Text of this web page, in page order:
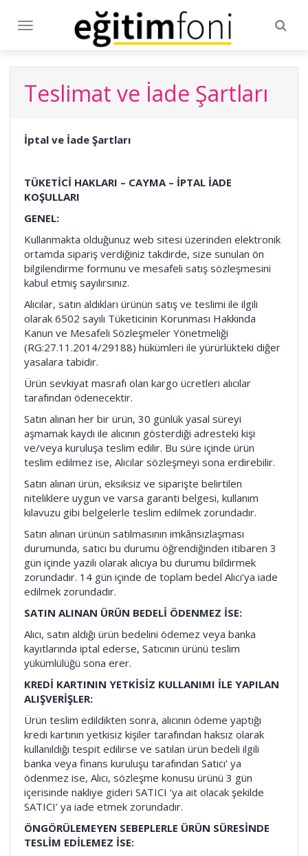
Toggle
Teslimat ve İade Şartları
İptal ve İade Şartları
TÜKETİCİ HAKLARI – CAYMA – İPTAL İADE
KOŞULLARI
GENEL:
Kullanmakta olduğunuz web sitesi üzerinden elektronik
ortamda sipariş verdiğiniz takdirde, size sunulan ön
bilgilendirme formunu ve mesafeli satış sözleşmesini
kabul etmiş sayılırsınız.
Alıcılar, satın aldıkları ürünün satış ve teslimi ile ilgili
olarak 6502 sayılı Tüketicinin Korunması Hakkında
Kanun ve Mesafeli Sözleşmeler Yönetmeliği
(RG:27.11.2014/29188) hükümleri ile yürürlükteki diğer
yasalara tabidir.
Ürün sevkiyat masrafı olan kargo ücretleri alıcılar
tarafından ödenecektir.
Satın alınan her bir ürün, 30 günlük yasal süreyi
aşmamak kaydı ile alıcının gösterdiği adresteki kişi
ve/veya kuruluşa teslim edilir. Bu süre içinde ürün
teslim edilmez ise, Alıcılar sözleşmeyi sona erdirebilir.
Satın alınan ürün, eksiksiz ve siparişte belirtilen
niteliklere uygun ve varsa garanti belgesi, kullanım
kılavuzu gibi belgelerle teslim edilmek zorundadır.
Satın alınan ürünün satılmasının imkânsızlaşması
durumunda, satıcı bu durumu öğrendiğinden itibaren 3
gün içinde yazılı olarak alıcıya bu durumu bildirmek
zorundadır. 14 gün içinde de toplam bedel Alıcı’ya iade
edilmek zorundadır.
SATIN ALINAN ÜRÜN BEDELİ ÖDENMEZ İSE:
Alıcı, satın aldığı ürün bedelini ödemez veya banka
kayıtlarında iptal ederse, Satıcının ürünü teslim
yükümlülüğü sona erer.
KREDİ KARTININ YETKİSİZ KULLANIMI İLE YAPILAN
ALIŞVERİŞLER:
Ürün teslim edildikten sonra, alıcının ödeme yaptığı
kredi kartının yetkisiz kişiler tarafından haksız olarak
kullanıldığı tespit edilirse ve satılan ürün bedeli ilgili
banka veya finans kuruluşu tarafından Satıcı’ ya
ödenmez ise, Alıcı, sözleşme konusu ürünü 3 gün
içerisinde nakliye gideri SATICI ‘ya ait olacak şekilde
SATICI’ ya iade etmek zorundadır.
ÖNGÖRÜLEMEYEN SEBEPLERLE ÜRÜN SÜRESİNDE
TESLİM EDİLEMEZ İSE: